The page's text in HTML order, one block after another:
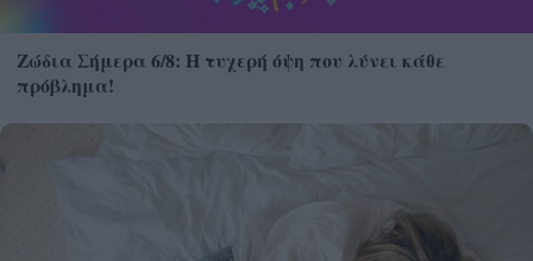
Ζώδια Σήμερα 6/8: Η τυχερή όψη που λύνει κάθε
πρόβλημα!